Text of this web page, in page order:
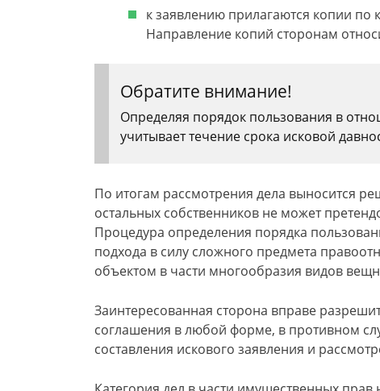
к заявлению прилагаются копии по
Направление копий сторонам
Обратите внимание!
Определяя порядок пользования в
учитывает течение срока исковой
По итогам рассмотрения дела выносится
остальных собственников не может
Процедура определения порядка
подхода в силу сложного предмета
объектом в части многообразия видов
Заинтересованная сторона вправе
соглашения в любой форме, в противном
составления искового заявления и